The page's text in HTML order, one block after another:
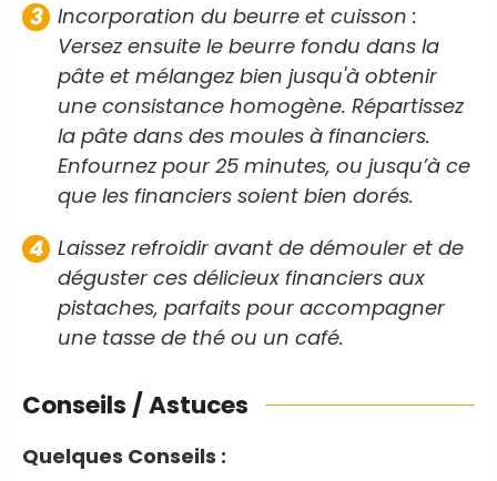
Incorporation du beurre et cuisson :
Versez ensuite le beurre fondu dans la
pâte et mélangez bien jusqu'à obtenir
une consistance homogène. Répartissez
la pâte dans des moules à financiers.
Enfournez pour 25 minutes, ou jusqu’à ce
que les financiers soient bien dorés.
Laissez refroidir avant de démouler et de
déguster ces délicieux financiers aux
pistaches, parfaits pour accompagner
une tasse de thé ou un café.
Conseils / Astuces
Quelques Conseils :